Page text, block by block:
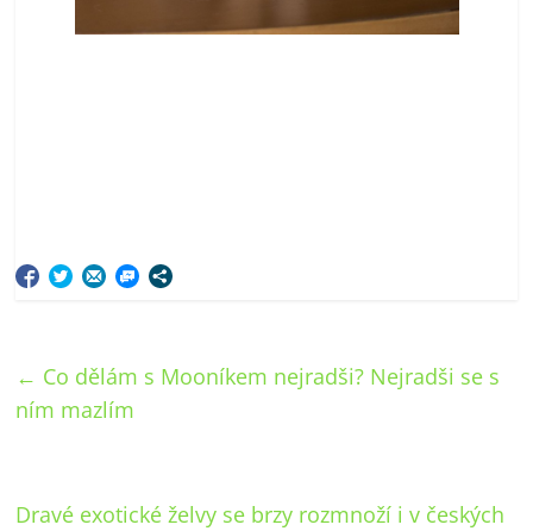
← Co dělám s Mooníkem nejradši? Nejradši se s
ním mazlím
Dravé exotické želvy se brzy rozmnoží i v českých